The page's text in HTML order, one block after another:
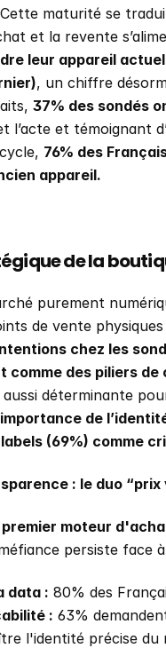
maturité se
et la revente
leur appareil
, un chiffre
37% des sondés
l’acte et témoignant
76% des
appareil.
de la
purement
de vente
chez les
comme des piliers de
déterminante
de
(69%) comme
: le duo
moteur
persiste face
data : 80% des
: 63%
l'identité précise du